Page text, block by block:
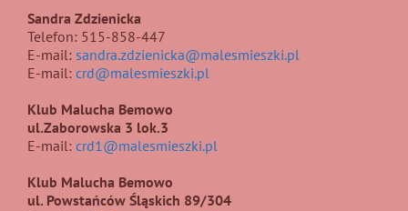
Sandra Zdzienicka
Telefon: 515-858-447
E-mail: sandra.zdzienicka@malesmieszki.pl
E-mail: crd@malesmieszki.pl
Klub Malucha Bemowo
ul.Zaborowska 3 lok.3
E-mail: crd1@malesmieszki.pl
Klub Malucha Bemowo
ul. Powstańców Śląskich 89/304